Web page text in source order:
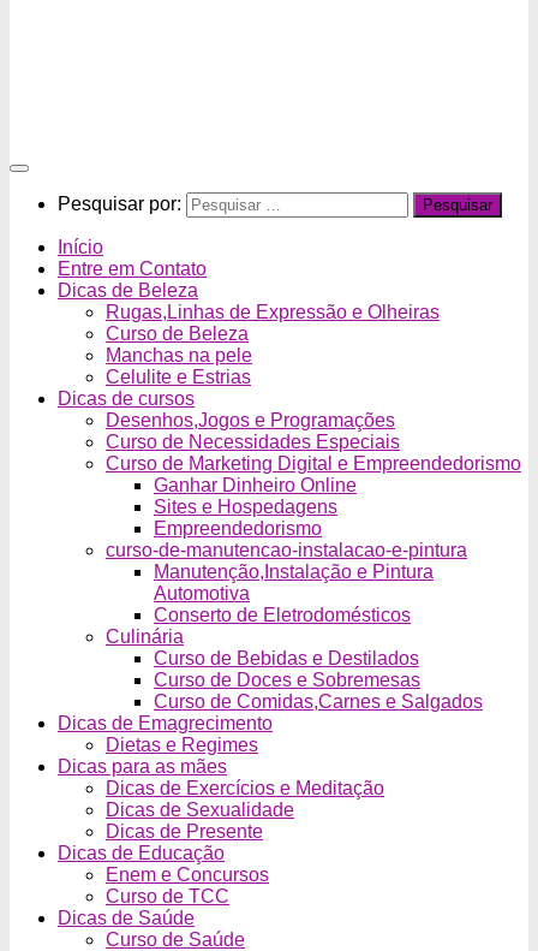
Pesquisar por:
Início
Entre em Contato
Dicas de Beleza
Rugas,Linhas de Expressão e Olheiras
Curso de Beleza
Manchas na pele
Celulite e Estrias
Dicas de cursos
Desenhos,Jogos e Programações
Curso de Necessidades Especiais
Curso de Marketing Digital e Empreendedorismo
Ganhar Dinheiro Online
Sites e Hospedagens
Empreendedorismo
curso-de-manutencao-instalacao-e-pintura
Manutenção,Instalação e Pintura
Automotiva
Conserto de Eletrodomésticos
Culinária
Curso de Bebidas e Destilados
Curso de Doces e Sobremesas
Curso de Comidas,Carnes e Salgados
Dicas de Emagrecimento
Dietas e Regimes
Dicas para as mães
Dicas de Exercícios e Meditação
Dicas de Sexualidade
Dicas de Presente
Dicas de Educação
Enem e Concursos
Curso de TCC
Dicas de Saúde
Curso de Saúde